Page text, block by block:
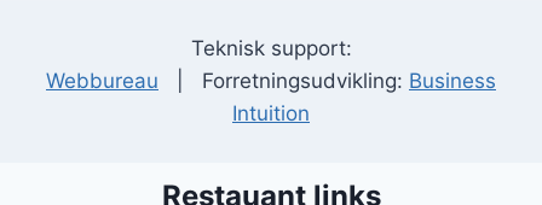
Teknisk support:
Webbureau | Forretningsudvikling: Business
Intuition
Restauant links